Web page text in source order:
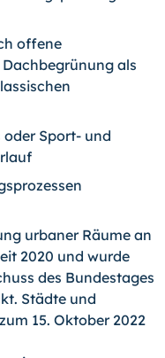
offene
als
Sport- und
urbaner Räume an
2020 und wurde
des Bundestages
Städte und
15. Oktober 2022